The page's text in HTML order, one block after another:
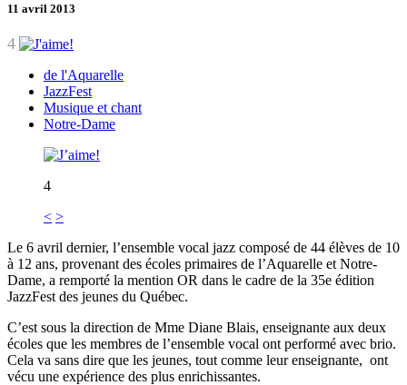
11 avril 2013
4
de l'Aquarelle
JazzFest
Musique et chant
Notre-Dame
4
< >
Le 6 avril dernier, l’ensemble vocal jazz composé de 44 élèves de 10
à 12 ans, provenant des écoles primaires de l’Aquarelle et Notre-
Dame, a remporté la mention OR dans le cadre de la 35e édition
JazzFest des jeunes du Québec.
C’est sous la direction de Mme Diane Blais, enseignante aux deux
écoles que les membres de l’ensemble vocal ont performé avec brio.
Cela va sans dire que les jeunes, tout comme leur enseignante, ont
vécu une expérience des plus enrichissantes.